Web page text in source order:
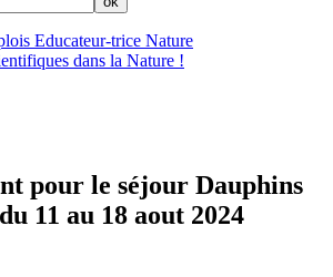
Educateur-trice Nature
dans la Nature !
pour le séjour Dauphins
11 au 18 aout 2024